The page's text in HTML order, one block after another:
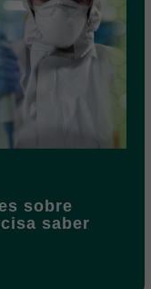
sobre
saber